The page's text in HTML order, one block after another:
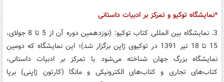
*نمایشگاه توکیو و تمرکز بر ادبیات داستانی
3. نمایشگاه بین المللی کتاب توکیو: (نوزدهمین دوره آن از 5 تا 8 جولای،
15 تا 18 تیر 1391 در توکیوی ژاپن برگزار شد)؛ این نمایشگاه که دومین
نمایشگاه بزرگ جهان شناخته می‌شود با تمرکز بر ادبیات داستانی،
کتاب‌های تجاری و کتاب‌های الکترونیکی و مانگا (کارتون ژاپنی) برپا